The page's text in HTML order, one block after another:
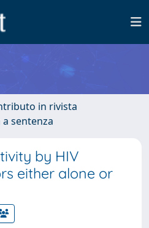
in rivista
sentenza
by HIV
either alone or